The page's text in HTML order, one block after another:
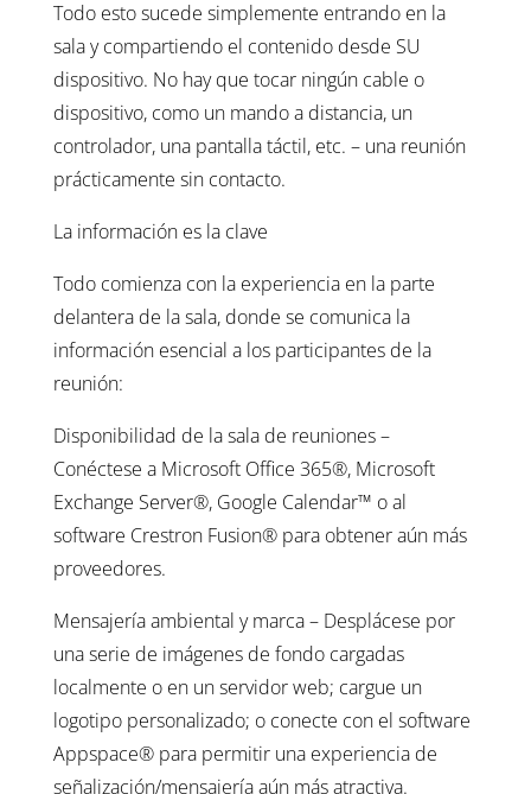
Todo esto sucede simplemente entrando en la
sala y compartiendo el contenido desde SU
dispositivo. No hay que tocar ningún cable o
dispositivo, como un mando a distancia, un
controlador, una pantalla táctil, etc. – una reunión
prácticamente sin contacto.
La información es la clave
Todo comienza con la experiencia en la parte
delantera de la sala, donde se comunica la
información esencial a los participantes de la
reunión:
Disponibilidad de la sala de reuniones –
Conéctese a Microsoft Office 365®, Microsoft
Exchange Server®, Google Calendar™ o al
software Crestron Fusion® para obtener aún más
proveedores.
Mensajería ambiental y marca – Desplácese por
una serie de imágenes de fondo cargadas
localmente o en un servidor web; cargue un
logotipo personalizado; o conecte con el software
Appspace® para permitir una experiencia de
señalización/mensajería aún más atractiva.